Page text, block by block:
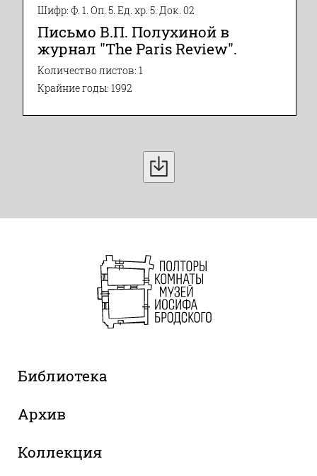
Шифр: Ф. 1. Оп. 5. Ед. хр. 5. Док. 02
Письмо В.П. Полухиной в
журнал "The Paris Review".
Количество листов: 1
Крайние годы: 1992
Библиотека
Архив
Коллекция